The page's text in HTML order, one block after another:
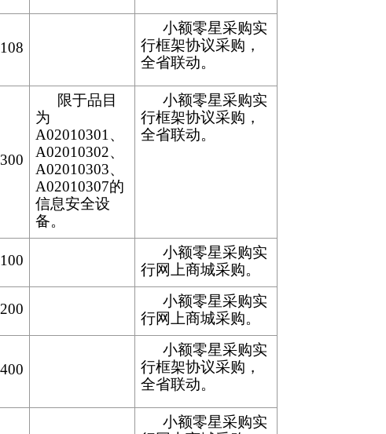
小额零星采购实
行框架协议采购，
全省联动。
限于品目
为
A02010301、
A02010302、
A02010303、
A02010307的
信息安全设
备。
小额零星采购实
行框架协议采购，
全省联动。
小额零星采购实
行网上商城采购。
小额零星采购实
行网上商城采购。
小额零星采购实
行框架协议采购，
全省联动。
小额零星采购实